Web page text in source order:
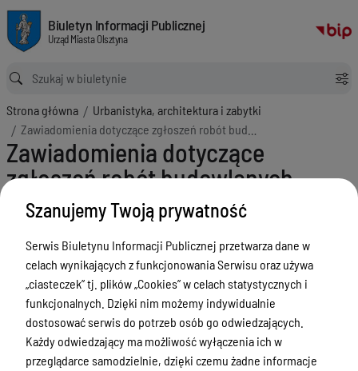
Zawiadomienia dotyczące zgłoszeń robót budowlanych
Biuletyn Informacji Publicznej Urząd Miasta Olsztyna
Biuletyn Informacji Publicznej
Urząd Miasta Olsztyna
Ścieżka powrotu
Strona główna
Urbanistyka, architektura i zabytki
Zawiadomienia dotyczące zgłoszeń robót budowlanych
Zawiadomienia dotyczące
zgłoszeń robót budowlanych
Menu Przedmiotowe
Ogłoszenia
Bezpieczeństwo
Urodzenia, małżeństwa, zgony,
meldunek, dowód, komunikacja,
działalność, alkohol
Szanujemy Twoją prywatność
Serwis Biuletynu Informacji Publicznej przetwarza dane w
celach wynikających z funkcjonowania Serwisu oraz używa
„ciasteczek” tj. plików „Cookies” w celach statystycznych i
funkcjonalnych. Dzięki nim możemy indywidualnie
dostosować serwis do potrzeb osób go odwiedzających.
Każdy odwiedzający ma możliwość wyłączenia ich w
przeglądarce samodzielnie, dzięki czemu żadne informacje